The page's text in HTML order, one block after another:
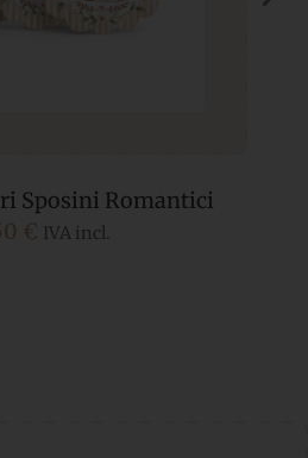
Sposini Romantici
€ IVA incl.